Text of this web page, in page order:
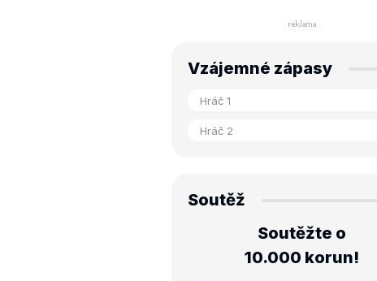
Vzájemné zápasy
Soutěž
Soutěžte o
10.000 korun!